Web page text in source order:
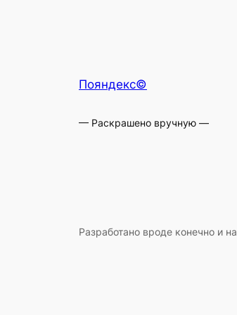
Пояндекс©
— Раскрашено вручную —
Разработано вроде конечно и на